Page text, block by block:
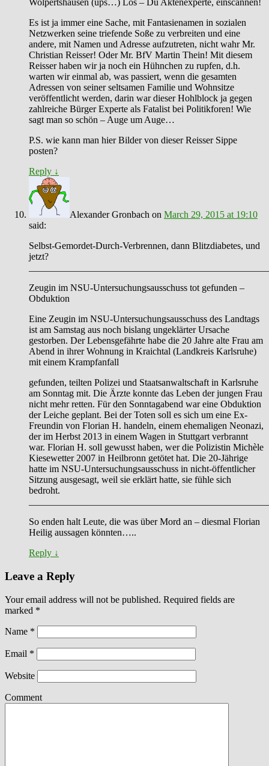
Wolpertshausen (ups…) Los – Du Aktenexperte, einscannen!
Es ist ja immer eine Sache, mit Fantasienamen in sozialen
Netzwerken seine triefende Soße zu verbreiten und eine
andere, mit Namen und Adresse aufzutreten, nicht wahr Mr.
Christian Reisser! Oder Mr. BfV Martin Thein! Mit diesem
Reisser haben wir ja noch ein Hühnchen zu rupfen, d.h.
warten wir einmal ab, was passiert, wenn die gesamten
Adressen von seiner seltsamen Familie und Wohnsitze
veröffentlicht werden, darin war dieser Hohlblock ja gegen
zahlreiche Bürger Experte als Fatalist bei Politikforen! Wie
sagt man so schön – Auge um Auge…
P.S. wie kann man hier Bilder von dieser Reisser Sippe
posten?
Reply ↓
Alexander Gronbach on March 29, 2015 at 19:10
said:
Selbst-Gemordet-Durch-Verbrennen, dann Blitzdiabetes, und
jetzt?
Zeugin im NSU-Untersuchungsausschuss tot gefunden –
Obduktion
Eine Zeugin im NSU-Untersuchungsausschuss des Landtags
ist am Samstag aus noch bislang ungeklärter Ursache
gestorben. Der Lebensgefährte habe die 20 Jahre alte Frau am
Abend in ihrer Wohnung in Kraichtal (Landkreis Karlsruhe)
mit einem Krampfanfall
gefunden, teilten Polizei und Staatsanwaltschaft in Karlsruhe
am Sonntag mit. Die Ärzte konnte das Leben der jungen Frau
nicht mehr retten. Für den Sonntagabend war eine Obduktion
der Leiche geplant. Bei der Toten soll es sich um eine Ex-
Freundin von Florian H. handeln, einem ehemaligen Neonazi,
der im Herbst 2013 in einem Wagen in Stuttgart verbrannt
war. Florian H. soll gewusst haben, wer die Polizistin Michèle
Kiesewetter 2007 in Heilbronn getötet hat. Die 20-Jährige
hatte im NSU-Untersuchungsausschuss in nicht-öffentlicher
Sitzung ausgesagt, weil sie erklärt hatte, sie fühle sich
bedroht.
So enden halt Leute, die was über Mord an – diesmal Florian
Heilig aussagen könnten…..
Reply ↓
Leave a Reply
Your email address will not be published. Required fields are
marked *
Name *
Email *
Website
Comment